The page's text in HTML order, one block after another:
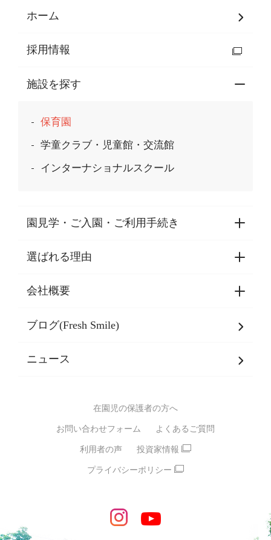
ホーム
採用情報
施設を探す
保育園
学童クラブ・児童館・交流館
インターナショナルスクール
園見学・ご入園・ご利用手続き
園見学・ご入園・ご利用手続き
東京都認証保育所空き状況
選ばれる理由
選ばれる理由一覧
乳児期・幼児期・
バイリンガル保育園
スポーツ保育園
モンテッソーリ式保育園
STEAMS保育・学童
えいご
めざせ！バイリンガル！
会社概要
会社概要
SDGsについて
ブログ(Fresh Smile)
ニュース
在園児の保護者の方へ
お問い合わせフォーム よくあるご質問
利用者の声 投資家情報
プライバシーポリシー